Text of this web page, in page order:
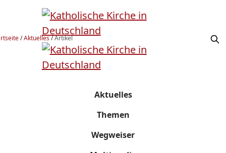
/Aktuelles/Artikel
Aktuelles
Themen
Wegweiser